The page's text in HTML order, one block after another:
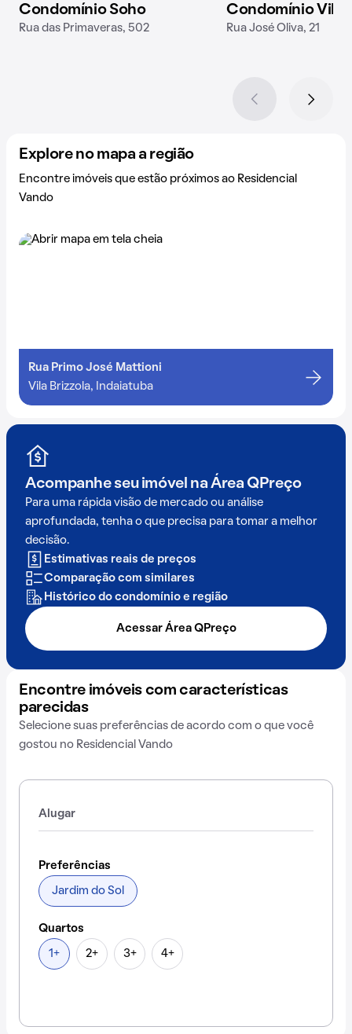
Condomínio Soho
Rua das Primaveras, 502
Condomínio Vila
Rua José Oliva, 21
Explore no mapa a região
Encontre imóveis que estão próximos ao Residencial
Vando
Rua Primo José Mattioni
Vila Brizzola, Indaiatuba
Acompanhe seu imóvel na Área QPreço
Para uma rápida visão de mercado ou análise
aprofundada, tenha o que precisa para tomar a melhor
decisão.
Estimativas reais de preços
Comparação com similares
Histórico do condomínio e região
Acessar Área QPreço
Encontre imóveis com características
parecidas
Selecione suas preferências de acordo com o que você
gostou no Residencial Vando
Alugar
Preferências
Jardim do Sol
Quartos
1+ 2+ 3+ 4+